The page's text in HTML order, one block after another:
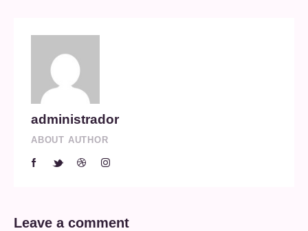
administrador
ABOUT AUTHOR
Leave a comment